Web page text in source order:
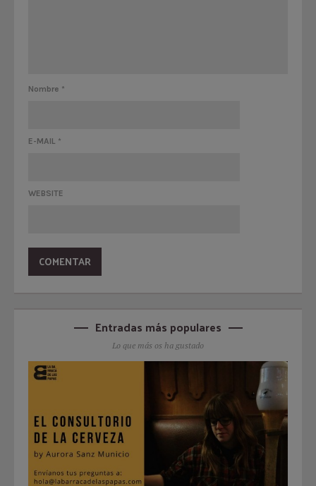
Nombre *
E-MAIL *
WEBSITE
Entradas más populares
Lo que más os ha gustado